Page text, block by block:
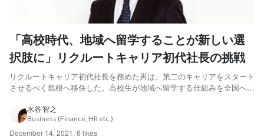
「高校時代、地域へ留学することが新しい選
択肢に」リクルートキャリア初代社長の挑戦
リクルートキャリア初代社長を務めた男は、第二のキャリアをスタート
させるべく島根へ移住した。高校生が地域へ留学する仕組みを全国へ広
飛び込むことを決めたのか。 「若者を都会と大企業が吸い込んでいく
流れをなんとかしたいと思いながらも、民間企業の経営者として...
水谷 智之
Business (Finance, HR etc.)
December 14, 2021 , 6 likes